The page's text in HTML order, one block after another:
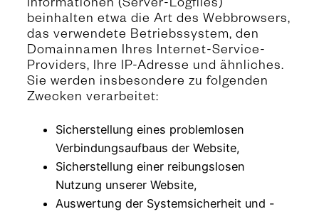
Informationen (Server-Logfiles)
beinhalten etwa die Art des Webbrowsers,
das verwendete Betriebssystem, den
Domainnamen Ihres Internet-Service-
Providers, Ihre IP-Adresse und ähnliches.
Sie werden insbesondere zu folgenden
Zwecken verarbeitet:
Sicherstellung eines problemlosen
Verbindungsaufbaus der Website,
Sicherstellung einer reibungslosen
Nutzung unserer Website,
Auswertung der Systemsicherheit und -